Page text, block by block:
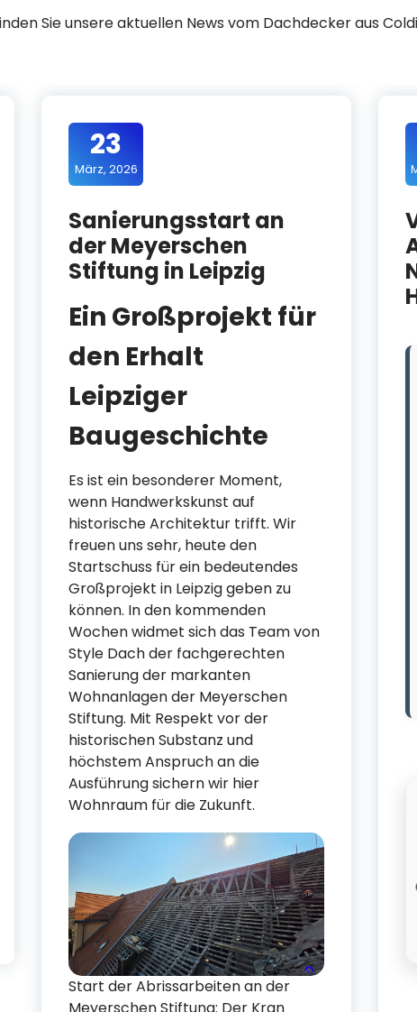
Sie unsere aktuellen News vom Dachdecker aus
23
März, 2026
Sanierungsstart an
der Meyerschen
Stiftung in Leipzig
Ein Großprojekt für
den Erhalt
Leipziger
Baugeschichte
Es ist ein besonderer Moment,
wenn Handwerkskunst auf
historische Architektur trifft. Wir
freuen uns sehr, heute den
Startschuss für ein bedeutendes
Großprojekt in Leipzig geben zu
können. In den kommenden
Wochen widmet sich das Team von
Style Dach der fachgerechten
Sanierung der markanten
Wohnanlagen der Meyerschen
Stiftung. Mit Respekt vor der
historischen Substanz und
höchstem Anspruch an die
Ausführung sichern wir hier
Wohnraum für die Zukunft.
Start der Abrissarbeiten an der